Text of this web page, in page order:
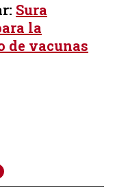
Sura
la
de vacunas